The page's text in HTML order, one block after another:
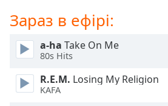
close
window.
Text
Color
Зараз в ефірі:
a-ha Take On Me
80s Hits
R.E.M. Losing My Religion
KAFA